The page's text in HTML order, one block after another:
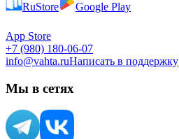
RuStore Google Play
App Store
+7 (980) 180-06-07
info@vahta.ruНаписать в поддержку
Мы в сетях